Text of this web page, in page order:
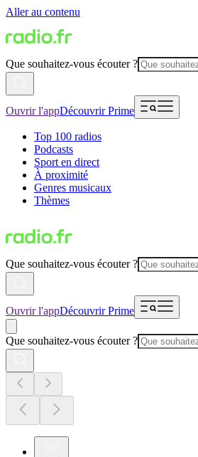
Aller au contenu
Que souhaitez-vous écouter ?
Ouvrir l'appDécouvrir Prime
Top 100 radios
Podcasts
Sport en direct
À proximité
Genres musicaux
Thèmes
Que souhaitez-vous écouter ?
Ouvrir l'appDécouvrir Prime
Que souhaitez-vous écouter ?